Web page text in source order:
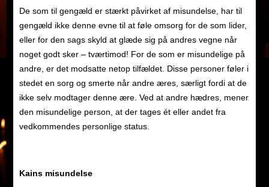
De som til gengæld er stærkt påvirket af misundelse, har til
gengæld ikke denne evne til at føle omsorg for de som lider,
eller for den sags skyld at glæde sig på andres vegne når
noget godt sker – tværtimod! For de som er misundelige på
andre, er det modsatte netop tilfældet. Disse personer føler i
stedet en sorg og smerte når andre æres, særligt fordi at de
ikke selv modtager denne ære. Ved at andre hædres, mener
den misundelige person, at der tages ét eller andet fra
vedkommendes personlige status.
Kains misundelse